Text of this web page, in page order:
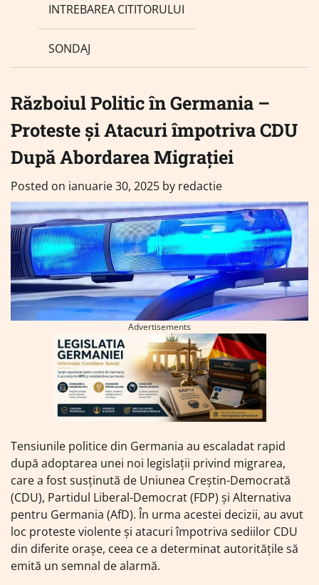
INTREBAREA CITITORULUI
SONDAJ
Războiul Politic în Germania –
Proteste și Atacuri împotriva CDU
După Abordarea Migrației
Posted on ianuarie 30, 2025 by redactie
Advertisements
Tensiunile politice din Germania au escaladat rapid
după adoptarea unei noi legislații privind migrarea,
care a fost susținută de Uniunea Creștin-Democrată
(CDU), Partidul Liberal-Democrat (FDP) și Alternativa
pentru Germania (AfD). În urma acestei decizii, au avut
loc proteste violente și atacuri împotriva sediilor CDU
din diferite orașe, ceea ce a determinat autoritățile să
emită un semnal de alarmă.